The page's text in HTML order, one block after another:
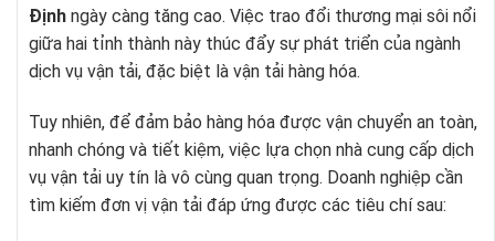
Định ngày càng tăng cao. Việc trao đổi thương mại sôi nổi
giữa hai tỉnh thành này thúc đẩy sự phát triển của ngành
dịch vụ vận tải, đặc biệt là vận tải hàng hóa.
Tuy nhiên, để đảm bảo hàng hóa được vận chuyển an toàn,
nhanh chóng và tiết kiệm, việc lựa chọn nhà cung cấp dịch
vụ vận tải uy tín là vô cùng quan trọng. Doanh nghiệp cần
tìm kiếm đơn vị vận tải đáp ứng được các tiêu chí sau: